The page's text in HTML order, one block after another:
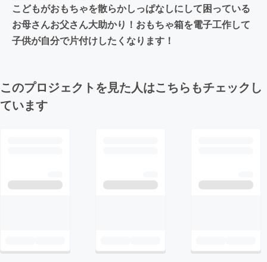
こどもがおもちゃを散らかしっぱなしにして困っている
お母さんお父さん大助かり！おもちゃ箱を電子工作して
子供が自分で片付けしたくなります！
このプロジェクトを見た人はこちらもチェックし
ています